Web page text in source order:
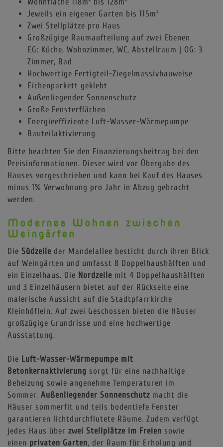
Jeweils ein eigener Garten bis 115m²
Zwei Stellplätze pro Haus
Großzügige Raumaufteilung auf zwei Ebenen
EG: Küche, Wohnzimmer, WC, Abstellraum | OG: 3
Zimmer, Bad
Hochwertige Fertigteil-Ziegelmassivbauweise
Eichenparkett geklebt
Außenliegender Sonnenschutz
Große Fensterflächen
Energieeffiziente Luft-Wasser-Wärmepumpe
Bauteilaktivierung
Bitte beachten Sie den Finanzierungsbeitrag bei den
Preisinformationen. Dieser wird vor Übergabe des
Hauses vorgeschrieben und kann bei Kauf des Hauses
minus 1% Verwohnung pro Jahr in Abzug gebracht
werden.
Modernes Wohnen zwischen
Weingärten
Die Südzeile der Mandelallee besticht durch ihren Blick
auf Weingärten und umfasst 8 Doppelhaushälften und
ein Einzelhaus. Die Nordzeile mit 4 Doppelhaushälften
und 3 Einzelhäusern bietet auf der Rückseite eine
malerische Aussicht auf die Stadtpfarrkirche
Kleinhöflein. Auf zwei Geschossen bieten die Häuser
großzügige Grundrisse und eine hochwertige
Ausstattung.
Die Luft-Wasser-Wärmepumpe mit
Betonkernaktivierung sorgt für eine nachhaltige
Beheizung sowie angenehme Temperaturen im
Sommer. Außenliegender Sonnenschutz macht die
Häuser sommerfit und teils bodentiefe Fenster
garantieren lichtdurchflutete Räume. Zudem verfügt
jedes Haus über zwei Stellplätze im Freien sowie
einen privaten Garten, der Raum für Erholung und